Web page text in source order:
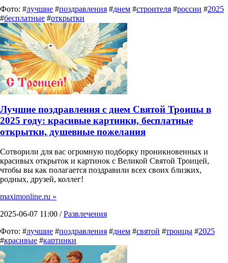
Фото: #лучшие #поздравления #днем #строителя #россии #2025
#бесплатные #открытки
Лучшие поздравления с днем Святой Троицы в
2025 году: красивые картинки, бесплатные
открытки, душевные пожелания
Сотворили для вас огромную подборку проникновенных и
красивых открыток и картинок с Великой Святой Троицей,
чтобы вы как полагается поздравили всех своих близких,
родных, друзей, коллег!
maximonline.ru »
2025-06-07 11:00 /Развлечения
Фото: #лучшие #поздравления #днем #святой #троицы #2025
#красивые #картинки